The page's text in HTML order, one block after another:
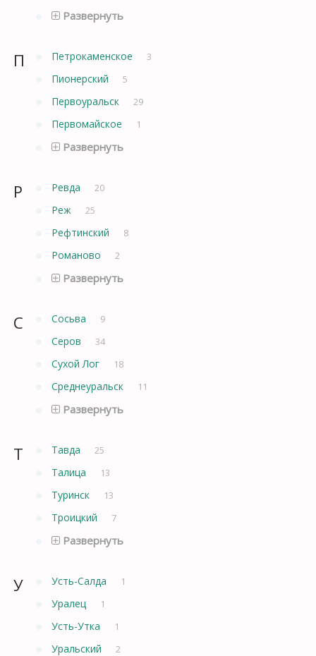
Развернуть
П Петрокаменское 3
Пионерский 5
Первоуральск 29
Первомайское 1
Развернуть
Р Ревда 20
Реж 25
Рефтинский 8
Романово 2
Развернуть
С Сосьва 9
Серов 34
Сухой Лог 18
Среднеуральск 11
Развернуть
Т Тавда 25
Талица 13
Туринск 13
Троицкий 7
Развернуть
У Усть-Салда 1
Уралец 1
Усть-Утка 1
Уральский 2